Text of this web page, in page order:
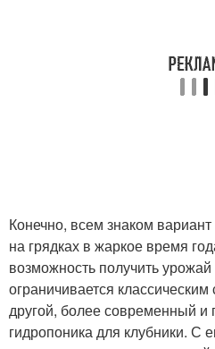
Конечно, всем знаком
на грядках в жаркое время
возможность получить
ограничивается
другой, более современный и
гидропоника для клубники. С